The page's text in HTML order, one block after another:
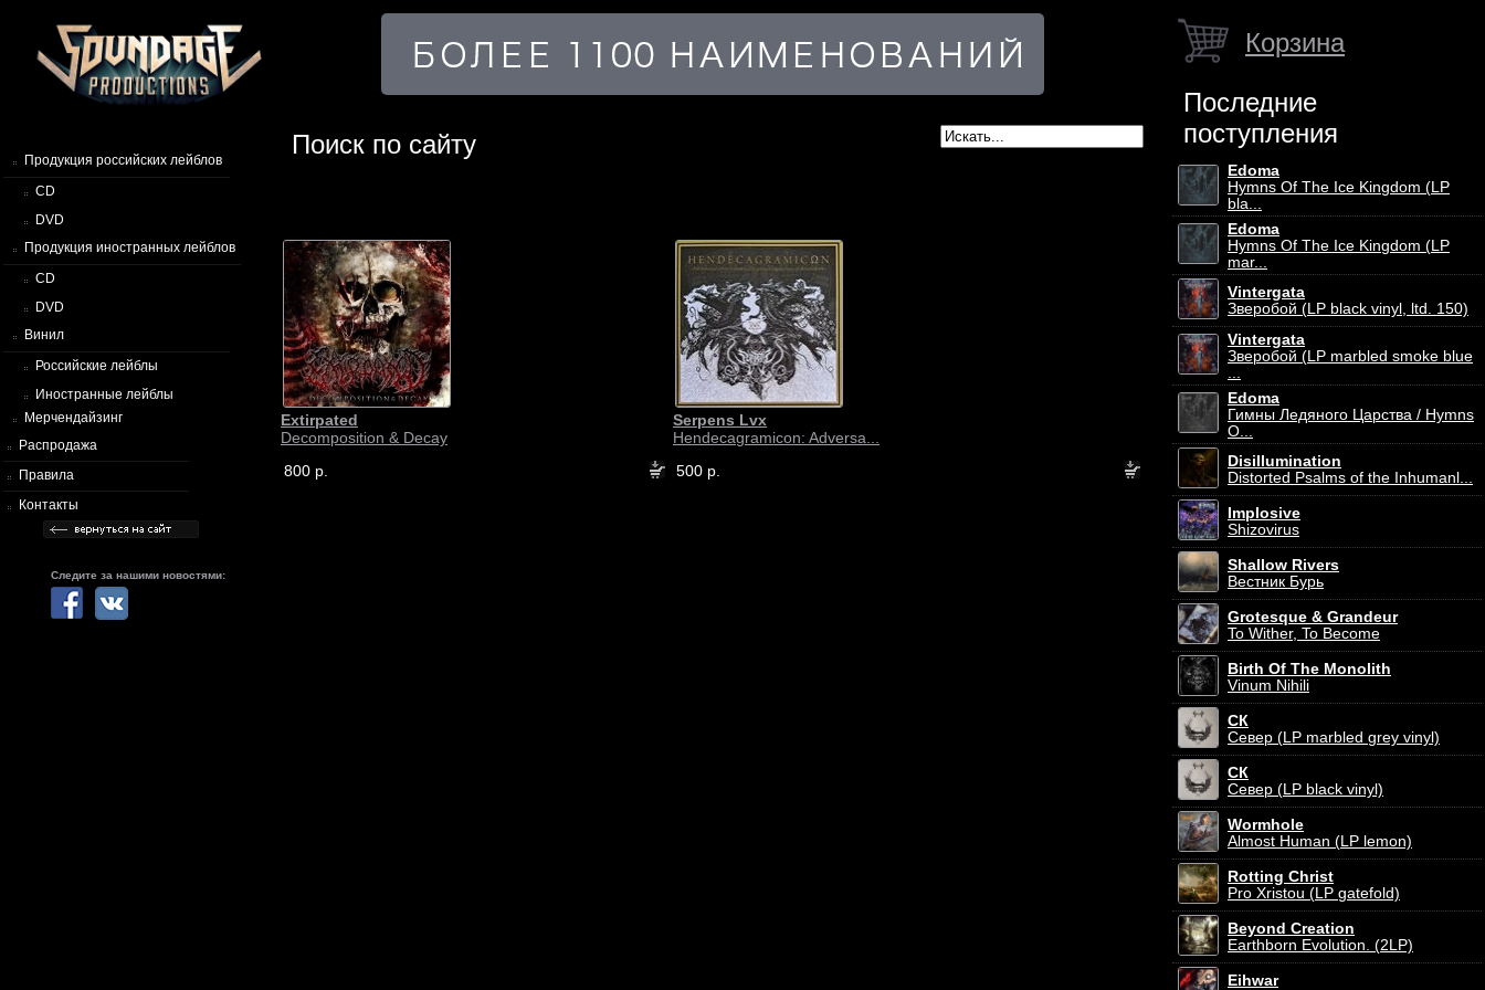
Продукция российских лейблов
CD
DVD
Продукция иностранных лейблов
CD
DVD
Винил
Российские лейблы
Иностранные лейблы
Мерчендайзинг
Распродажа
Правила
Контакты
Следите за нашими новостями:
Поиск по сайту
Extirpated
Decomposition & Decay
800 р.
Serpens Lvx
Hendecagramicon: Adversa...
500 р.
Корзина
Последние
поступления
Edoma
Hymns Of The Ice Kingdom (LP
bla...
Edoma
Hymns Of The Ice Kingdom (LP
mar...
Vintergata
Зверобой (LP black vinyl, ltd. 150)
Vintergata
Зверобой (LP marbled smoke blue
...
Edoma
Гимны Ледяного Царства / Hymns
O...
Disillumination
Distorted Psalms of the Inhumanl...
Implosive
Shizovirus
Shallow Rivers
Вестник Бурь
Grotesque & Grandeur
To Wither, To Become
Birth Of The Monolith
Vinum Nihili
СК
Север (LP marbled grey vinyl)
СК
Север (LP black vinyl)
Wormhole
Almost Human (LP lemon)
Rotting Christ
Pro Xristou (LP gatefold)
Beyond Creation
Earthborn Evolution. (2LP)
Eihwar